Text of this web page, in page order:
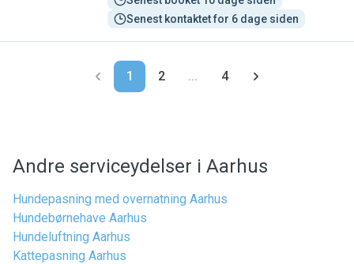
Senest kontaktet for 6 dage siden
1 2 ... 4
Andre serviceydelser i Aarhus
Hundepasning med overnatning Aarhus
Hundebørnehave Aarhus
Hundeluftning Aarhus
Kattepasning Aarhus